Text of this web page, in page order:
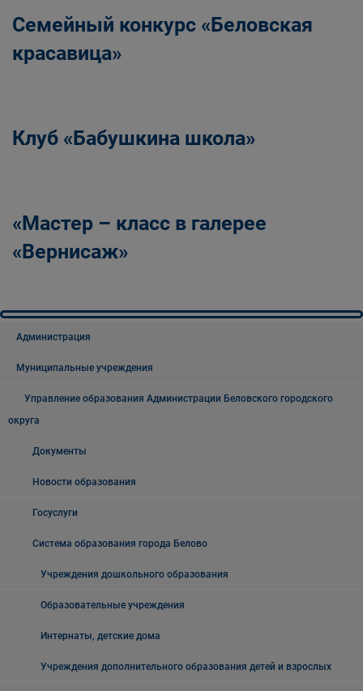
Семейный конкурс «Беловская
красавица»
Клуб «Бабушкина школа»
«Мастер – класс в галерее
«Вернисаж»
Администрация
Муниципальные учреждения
Управление образования Администрации Беловского городского
округа
Документы
Новости образования
Госуслуги
Система образования города Белово
Учреждения дошкольного образования
Образовательные учреждения
Интернаты, детские дома
Учреждения дополнительного образования детей и взрослых